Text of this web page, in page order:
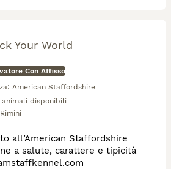
Your World
Con Affisso
American Staffordshire
animali disponibili
Rimini
all’American Staffordshire
a salute, carattere e tipicità